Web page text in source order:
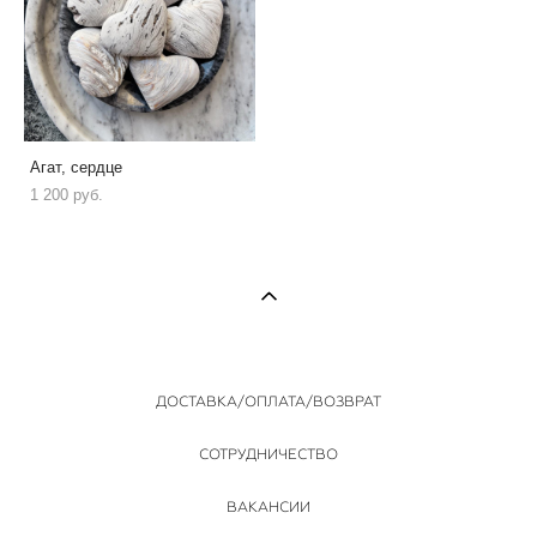
Агат, сердце
1 200 pуб.
ДОСТАВКА/ОПЛАТА/ВОЗВРАТ
СОТРУДНИЧЕСТВО
ВАКАНСИИ